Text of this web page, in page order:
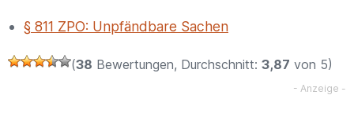
§ 811 ZPO: Unpfändbare Sachen
(38 Bewertungen, Durchschnitt: 3,87 von 5)